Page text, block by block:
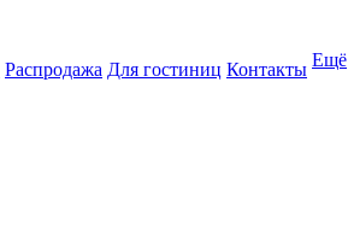
Распродажа Для гостиниц Контакты Ещё